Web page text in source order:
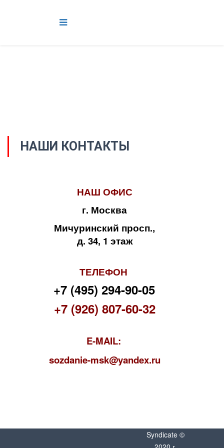
НАШИ КОНТАКТЫ
НАШ ОФИС
г. Москва
Мичуринский просп.,
д. 34, 1 этаж
ТЕЛЕФОН
+7 (495) 294-90-05
+7 (926) 807-60-32
E-MAIL:
sozdanie-msk@yandex.ru
Syndicate ©